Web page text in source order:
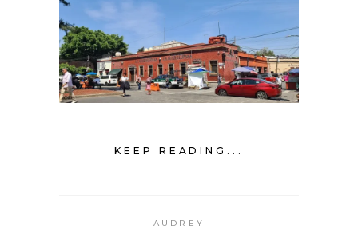
KEEP READING...
AUDREY